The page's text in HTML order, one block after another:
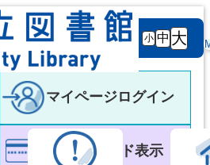
背景
白 黒
文字サ
イズ
小 中 大
マイページログイン
利用者カード表示